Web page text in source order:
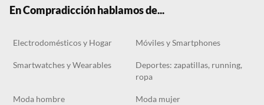
En Compradicción hablamos de...
Electrodomésticos y Hogar Móviles y Smartphones
Smartwatches y Wearables
Deportes: zapatillas, running,
ropa
Moda hombre Moda mujer